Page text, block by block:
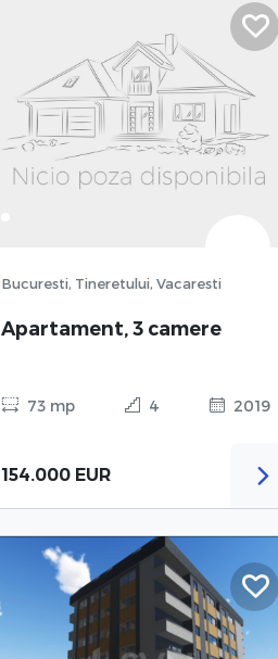
Bucuresti, Tineretului, Vacaresti
Apartament, 3 camere
73 mp 4 2019
154.000 EUR